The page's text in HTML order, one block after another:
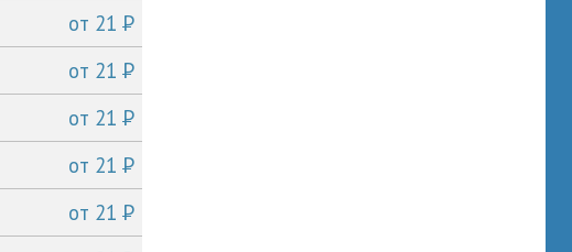
от 21P
от 21P
от 21P
от 21P
от 21P